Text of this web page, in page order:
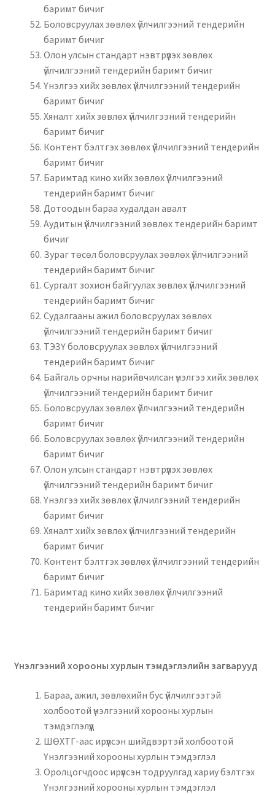
баримт бичиг
Боловсруулах зөвлөх үйлчилгээний тендерийн
баримт бичиг
Олон улсын стандарт нэвтрүүлэх зөвлөх
үйлчилгээний тендерийн баримт бичиг
Үнэлгээ хийх зөвлөх үйлчилгээний тендерийн
баримт бичиг
Хяналт хийх зөвлөх үйлчилгээний тендерийн
баримт бичиг
Контент бэлтгэх зөвлөх үйлчилгээний тендерийн
баримт бичиг
Баримтад кино хийх зөвлөх үйлчилгээний
тендерийн баримт бичиг
Дотоодын бараа худалдан авалт
Аудитын үйлчилгээний зөвлөх тендерийн баримт
бичиг
Зураг төсөл боловсруулах зөвлөх үйлчилгээний
тендерийн баримт бичиг
Сургалт зохион байгуулах зөвлөх үйлчилгээний
тендерийн баримт бичиг
Судалгааны ажил боловсруулах зөвлөх
үйлчилгээний тендерийн баримт бичиг
ТЭЗҮ боловсруулах зөвлөх үйлчилгээний
тендерийн баримт бичиг
Байгаль орчны нарийвчилсан үнэлгээ хийх зөвлөх
үйлчилгээний тендерийн баримт бичиг
Боловсруулах зөвлөх үйлчилгээний тендерийн
баримт бичиг
Боловсруулах зөвлөх үйлчилгээний тендерийн
баримт бичиг
Олон улсын стандарт нэвтрүүлэх зөвлөх
үйлчилгээний тендерийн баримт бичиг
Үнэлгээ хийх зөвлөх үйлчилгээний тендерийн
баримт бичиг
Хяналт хийх зөвлөх үйлчилгээний тендерийн
баримт бичиг
Контент бэлтгэх зөвлөх үйлчилгээний тендерийн
баримт бичиг
Баримтад кино хийх зөвлөх үйлчилгээний
тендерийн баримт бичиг
Үнэлгээний хорооны хурлын тэмдэглэлийн загварууд
Бараа, ажил, зөвлөхийн бус үйлчилгээтэй
холбоотой үнэлгээний хорооны хурлын
тэмдэглэлүүд
ШӨХТГ-аас ирүүлсэн шийдвэртэй холбоотой
Үнэлгээний хорооны хурлын тэмдэглэл
Оролцогчдоос ирүүлсэн тодруулгад хариу бэлтгэх
Үнэлгээний хорооны хурлын тэмдэглэл